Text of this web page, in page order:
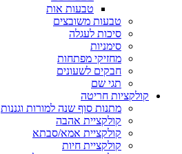
טבעות אות
טבעות משובצים
סיכות לעגלה
סימניות
מחזיקי מפתחות
חבקים לשעונים
תגי שם
קולקציות חריטה
מתנות סוף שנה למורות וגננות
קולקציית אהבה
קולקציית אמא/סבתא
קולקציית חיות